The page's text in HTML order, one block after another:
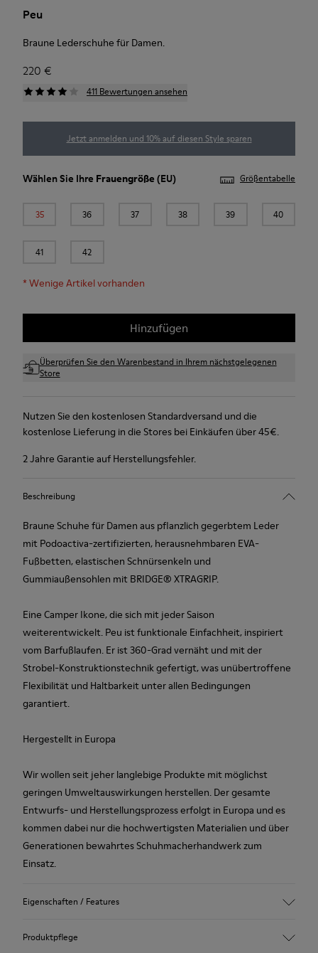
Peu
Braune Lederschuhe für Damen.
220 €
411 Bewertungen ansehen
Jetzt anmelden und 10% auf diesen Style sparen
Wählen Sie Ihre Frauengröße (EU) Größentabelle
35 36 37 38 39 40
41 42
*Wenige Artikel vorhanden
Hinzufügen
Überprüfen Sie den Warenbestand in Ihrem nächstgelegenen
Store
Nutzen Sie den kostenlosen Standardversand und die
kostenlose Lieferung in die Stores bei Einkäufen über 45€.
2 Jahre Garantie auf Herstellungsfehler.
Beschreibung
Braune Schuhe für Damen aus pflanzlich gegerbtem Leder
mit Podoactiva-zertifizierten, herausnehmbaren EVA-
Fußbetten, elastischen Schnürsenkeln und
Gummiaußensohlen mit BRIDGE® XTRAGRIP.
Eine Camper Ikone, die sich mit jeder Saison
weiterentwickelt. Peu ist funktionale Einfachheit, inspiriert
vom Barfußlaufen. Er ist 360-Grad vernäht und mit der
Strobel-Konstruktionstechnik gefertigt, was unübertroffene
Flexibilität und Haltbarkeit unter allen Bedingungen
garantiert.
Hergestellt in Europa
Wir wollen seit jeher langlebige Produkte mit möglichst
geringen Umweltauswirkungen herstellen. Der gesamte
Entwurfs- und Herstellungsprozess erfolgt in Europa und es
kommen dabei nur die hochwertigsten Materialien und über
Generationen bewahrtes Schuhmacherhandwerk zum
Einsatz.
Eigenschaften / Features
100 % Rindsleder
Produktpflege